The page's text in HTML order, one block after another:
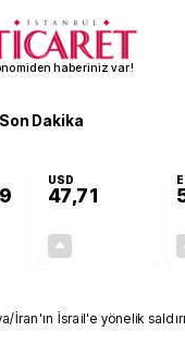
haberiniz var!
Son Dakika
USD
47,71
/İran'ın İsrail'e yönelik